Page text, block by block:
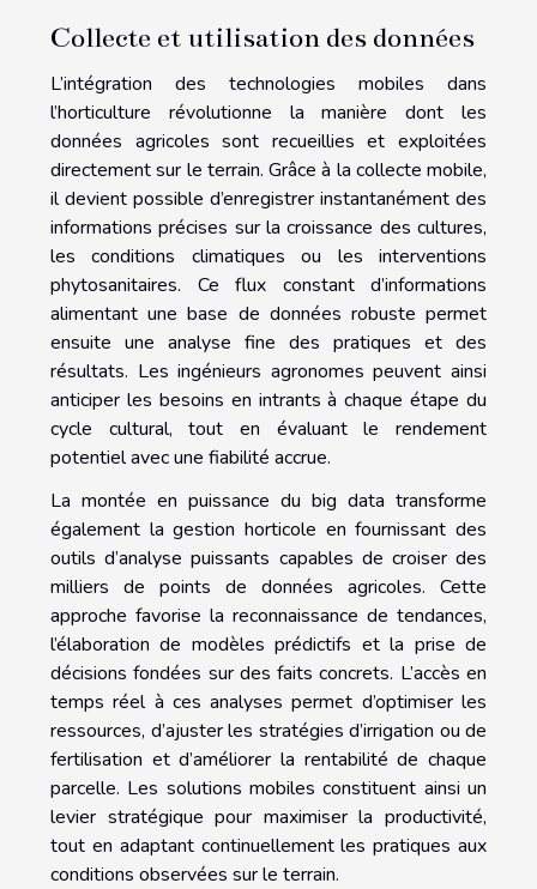
Collecte et utilisation des données
L’intégration des technologies mobiles dans
l’horticulture révolutionne la manière dont les
données agricoles sont recueillies et exploitées
directement sur le terrain. Grâce à la collecte mobile,
il devient possible d’enregistrer instantanément des
informations précises sur la croissance des cultures,
les conditions climatiques ou les interventions
phytosanitaires. Ce flux constant d’informations
alimentant une base de données robuste permet
ensuite une analyse fine des pratiques et des
résultats. Les ingénieurs agronomes peuvent ainsi
anticiper les besoins en intrants à chaque étape du
cycle cultural, tout en évaluant le rendement
potentiel avec une fiabilité accrue.
La montée en puissance du big data transforme
également la gestion horticole en fournissant des
outils d’analyse puissants capables de croiser des
milliers de points de données agricoles. Cette
approche favorise la reconnaissance de tendances,
l’élaboration de modèles prédictifs et la prise de
décisions fondées sur des faits concrets. L’accès en
temps réel à ces analyses permet d’optimiser les
ressources, d’ajuster les stratégies d’irrigation ou de
fertilisation et d’améliorer la rentabilité de chaque
parcelle. Les solutions mobiles constituent ainsi un
levier stratégique pour maximiser la productivité,
tout en adaptant continuellement les pratiques aux
conditions observées sur le terrain.